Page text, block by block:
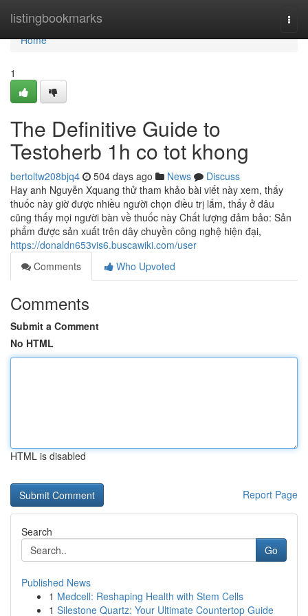
listingbookmarks
Home
Home
1
The Definitive Guide to
Testoherb 1h co tot khong
bertoltw208bjq4 504 days ago News
Discuss
Hay anh Nguyễn Xquang thử tham khảo bài viết này xem, thấy
thuốc này giờ được nhiều người chọn điều trị lắm, thấy ở đâu
cũng thấy mọi người bàn về thuốc này Chất lượng đảm bảo: Sản
phẩm được sản xuất trên dây chuyền công nghệ hiện đại,
https://donaldn653vis6.buscawiki.com/user
Comments
Who Upvoted
Comments
Submit a Comment
No HTML
HTML is disabled
Report Page
Search
Go
Published News
1 Medcell: Reshaping Health with Stem Cells
1 Silestone Quartz: Your Ultimate Countertop Guide